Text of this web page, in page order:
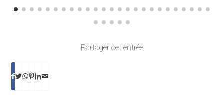
Partager cet entrée